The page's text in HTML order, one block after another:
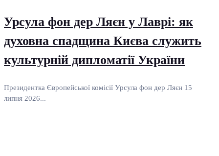
Урсула фон дер Ляєн у Лаврі: як
духовна спадщина Києва служить
культурній дипломатії України
Президентка Європейської комісії Урсула фон дер Ляєн 15
липня 2026...